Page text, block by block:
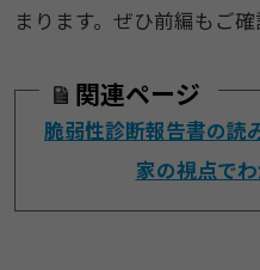
まります。ぜひ前編もご確
関連ページ
脆弱性診断報告書の読
家の視点で